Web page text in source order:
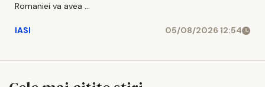
Romaniei va avea ...
IASI 05/08/2026 12:54